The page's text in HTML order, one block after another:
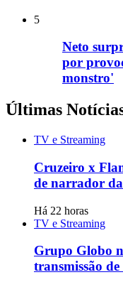
5
Neto
por
monstro'
Últimas
TV e Streaming
Cruzeiro x
de narrador
Há 22 horas
TV e Streaming
Grupo Globo
transmissão